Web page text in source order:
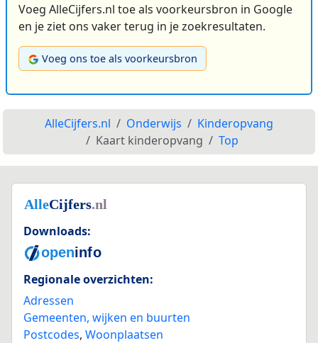
Voeg AlleCijfers.nl toe als voorkeursbron in Google
en je ziet ons vaker terug in je zoekresultaten.
Voeg ons toe als voorkeursbron
AlleCijfers.nl Onderwijs
Kinderopvang
Kaart kinderopvang
Top
Downloads:
Regionale overzichten:
Adressen
Gemeenten, wijken en buurten
Postcodes, Woonplaatsen